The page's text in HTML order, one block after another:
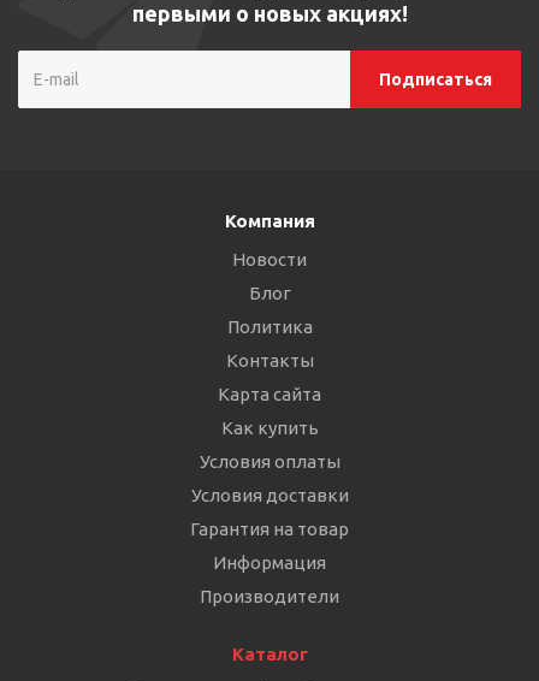
первыми о новых акциях!
Компания
Новости
Блог
Политика
Контакты
Карта сайта
Как купить
Условия оплаты
Условия доставки
Гарантия на товар
Информация
Производители
Каталог